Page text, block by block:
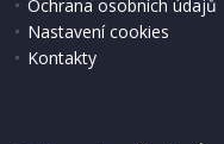
Ochrana osobních údajů
Nastavení cookies
Kontakty